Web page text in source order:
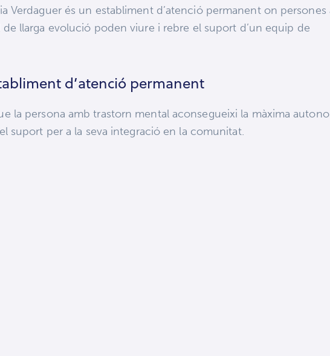
Verdaguer és un establiment d’atenció permanent on persones
de llarga evolució poden viure i rebre el suport d’un equip de
d’atenció permanent
la persona amb trastorn mental aconsegueixi la màxima
suport per a la seva integració en la comunitat.